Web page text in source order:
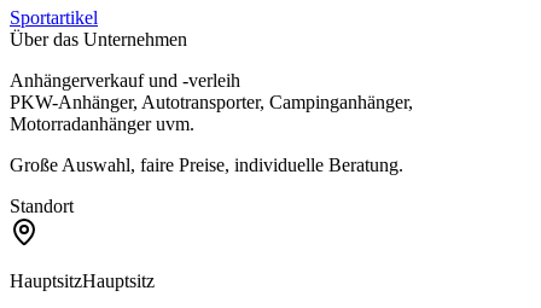
Sportartikel
Über das Unternehmen
Anhängerverkauf und -verleih
PKW-Anhänger, Autotransporter, Campinganhänger,
Motorradanhänger uvm.
Große Auswahl, faire Preise, individuelle Beratung.
Standort
HauptsitzHauptsitz